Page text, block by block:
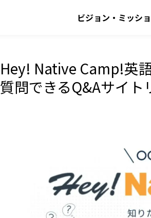
ビジョン・ミッシ
Hey! Native Camp!英
質問できるQ&Aサイト